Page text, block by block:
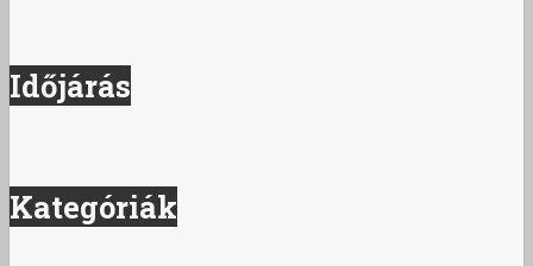
Időjárás
Kategóriák